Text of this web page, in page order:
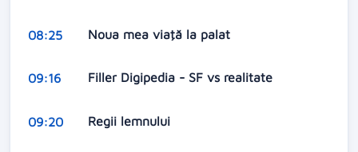
08:25 Noua mea viaţă la palat
09:16 Filler Digipedia - SF vs realitate
09:20 Regii lemnului